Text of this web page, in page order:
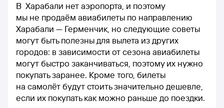
В Харабали нет аэропорта, и поэтому
мы не продаём авиабилеты по направлению
Харабали — Герменчик, но следующие советы
могут быть полезны для вылета из других
городов: в зависимости от сезона авиабилеты
могут быстро заканчиваться, поэтому их нужно
покупать заранее. Кроме того, билеты
на самолёт будут стоить значительно дешевле,
если их покупать как можно раньше до поездки.